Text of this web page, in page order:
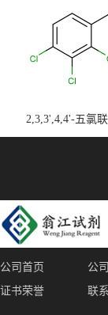
2,3,3',4,4'-五氯
公司首页 公
证书荣誉
联